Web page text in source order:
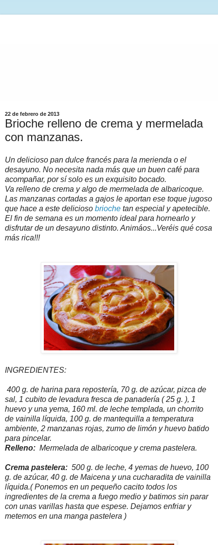
22 de febrero de 2013
Brioche relleno de crema y mermelada
con manzanas.
Un delicioso pan dulce francés para la merienda o el
desayuno. No necesita nada más que un buen café para
acompañar, por sí solo es un exquisito bocado.
Va relleno de crema y algo de mermelada de albaricoque.
Las manzanas cortadas a gajos le aportan ese toque jugoso
que hace a este delicioso brioche tan especial y apetecible.
El fin de semana es un momento ideal para hornearlo y
disfrutar de un desayuno distinto. Animáos...Veréis qué cosa
más rica!!!
INGREDIENTES:
400 g. de harina para repostería, 70 g. de azúcar, pizca de
sal, 1 cubito de levadura fresca de panadería ( 25 g. ), 1
huevo y una yema, 160 ml. de leche templada, un chorrito
de vainilla líquida, 100 g. de mantequilla a temperatura
ambiente, 2 manzanas rojas, zumo de limón y huevo batido
para pincelar.
Relleno: Mermelada de albaricoque y crema pastelera.
Crema pastelera: 500 g. de leche, 4 yemas de huevo, 100
g. de azúcar, 40 g. de Maicena y una cucharadita de vainilla
líquida.(Ponemos en un pequeño cacito todos los
ingredientes de la crema a fuego medio y batimos sin parar
con unas varillas hasta que espese. Dejamos enfriar y
metemos en una manga pastelera )